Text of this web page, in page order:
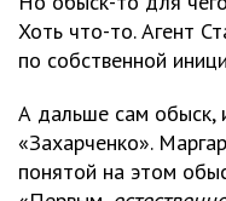
Хоть что-то. Агент
по собственной
А дальше сам обыск,
«Захарченко».
понятой на этом